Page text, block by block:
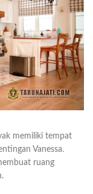
memiliki tempat
Vanessa.
ruang